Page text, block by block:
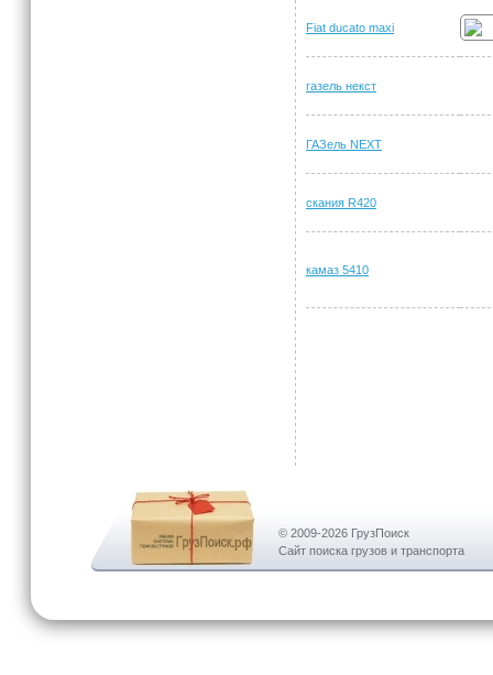
Fiat ducato maxi
газель некст
ГАЗель NEXT
скания R420
камаз 5410
© 2009-2026 ГрузПоиск
Сайт поиска грузов и транспорта